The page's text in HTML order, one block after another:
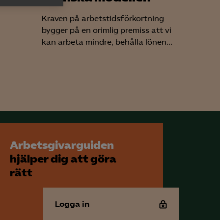
Kraven på arbetstidsförkortning
bygger på en orimlig premiss att vi
kan arbeta mindre, behålla lönen...
Arbetsgivarguiden
hjälper dig att göra
rätt
Logga in